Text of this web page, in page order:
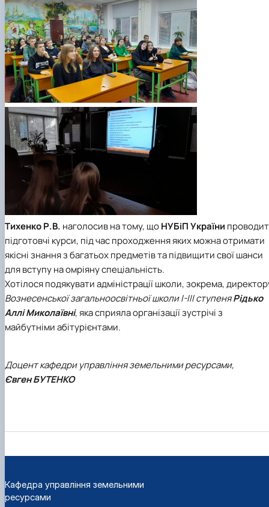
Тихенко Р.В. наголосив на тому, щоНУБіП України
підготовчі курси, під час проходження яких можна отримати
якісні знання з багатьох предметів та підвищити свої шанси
для вступу на омріяну спеціальність.
Хотілося подякувати адміністрації школи, зокрема,
Вознесенської загальноосвітньої школи І-ІІІ ступеняРідько
Аллі Миколаївні, яка сприяла організації зустрічі з
майбутніми абітурієнтами.
Доцент кафедри управління земельними ресурсами,
Євген БУТЕНКО
Кафедра управління земельними
ресурсами